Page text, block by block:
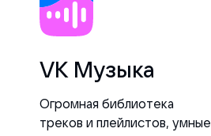
VK Музыка
Огромная библиотека
треков и плейлистов, умные